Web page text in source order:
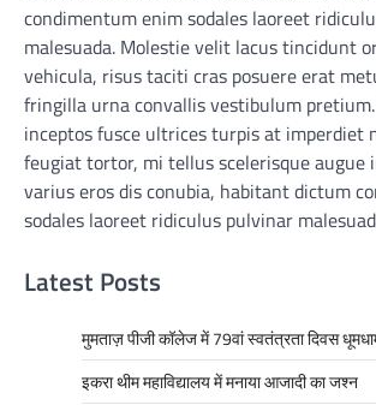
condimentum enim sodales laoreet
malesuada. Molestie velit lacus tincidunt
vehicula, risus taciti cras posuere erat
fringilla urna convallis vestibulum
inceptos fusce ultrices turpis at imperdiet
feugiat tortor, mi tellus scelerisque augue
varius eros dis conubia, habitant dictum
sodales laoreet ridiculus pulvinar
Latest Posts
मुमताज़ पीजी कॉलेज में 79वां स्वतंत्रता दिवस
इकरा थीम महाविद्यालय में मनाया आजादी का जश्न